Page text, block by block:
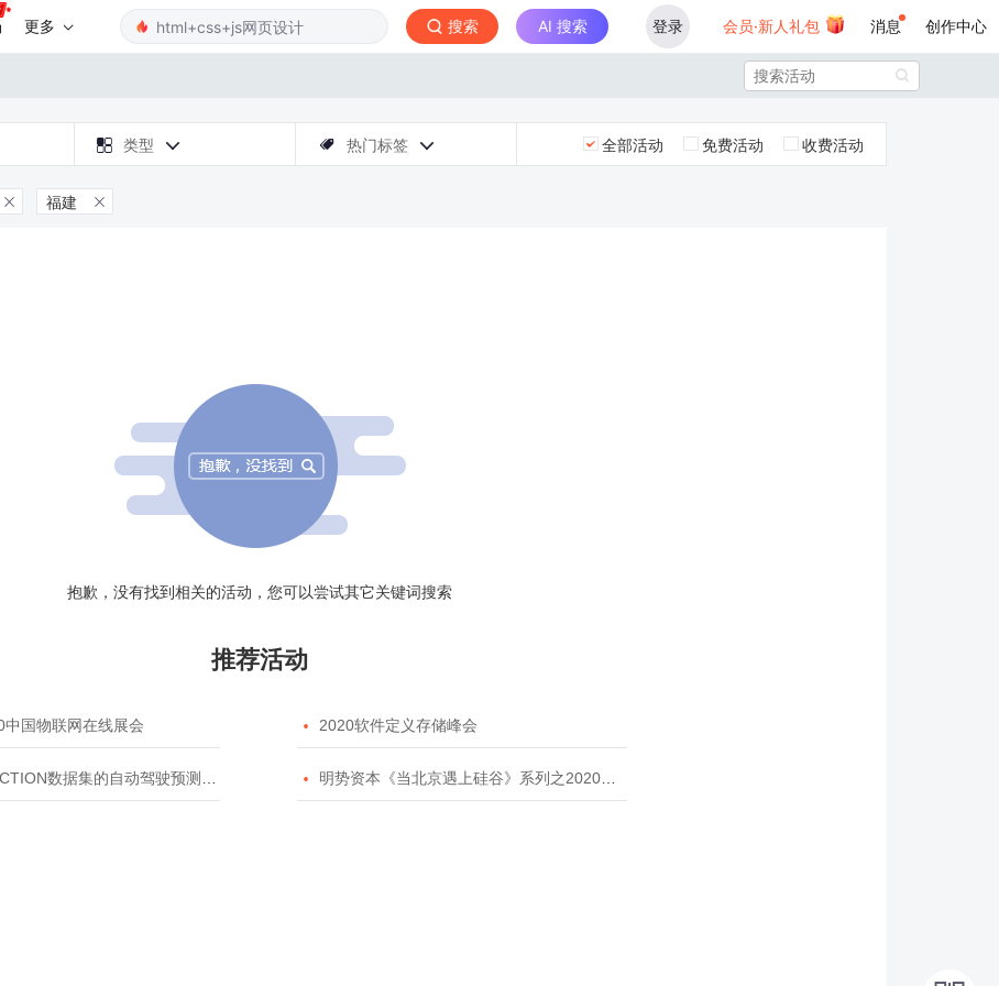
更多 搜索 AI 搜索 登录 会员·新人礼包 消息 创作中心

 类型   热门标签  全部活动 免费活动 收费活动
 福建 
抱歉，没有找到相关的活动，您可以尝试其它关键词搜索
推荐活动
国物联网在线展会  2020软件定义存储峰会
数据集的自动驾驶预测模型挑战赛  明势资本《当北京遇上硅谷》系列之2020年度开源峰会